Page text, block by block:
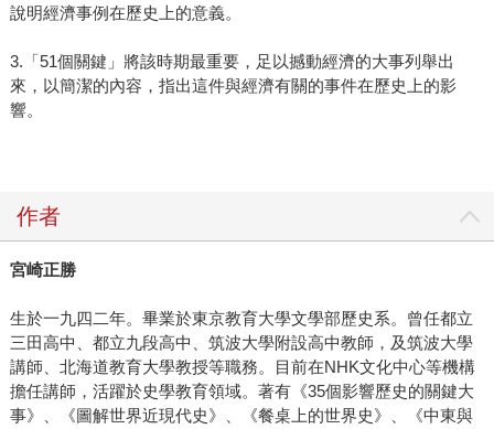
說明經濟事例在歷史上的意義。
3.「51個關鍵」將該時期最重要，足以撼動經濟的大事列舉出
來，以簡潔的內容，指出這件與經濟有關的事件在歷史上的影
響。
作者
宮崎正勝
生於一九四二年。畢業於東京教育大學文學部歷史系。曾任都立
三田高中、都立九段高中、筑波大學附設高中教師，及筑波大學
講師、北海道教育大學教授等職務。目前在NHK文化中心等機構
擔任講師，活躍於史學教育領域。著有《35個影響歷史的關鍵大
事》、《圖解世界近現代史》、《餐桌上的世界史》、《中東與